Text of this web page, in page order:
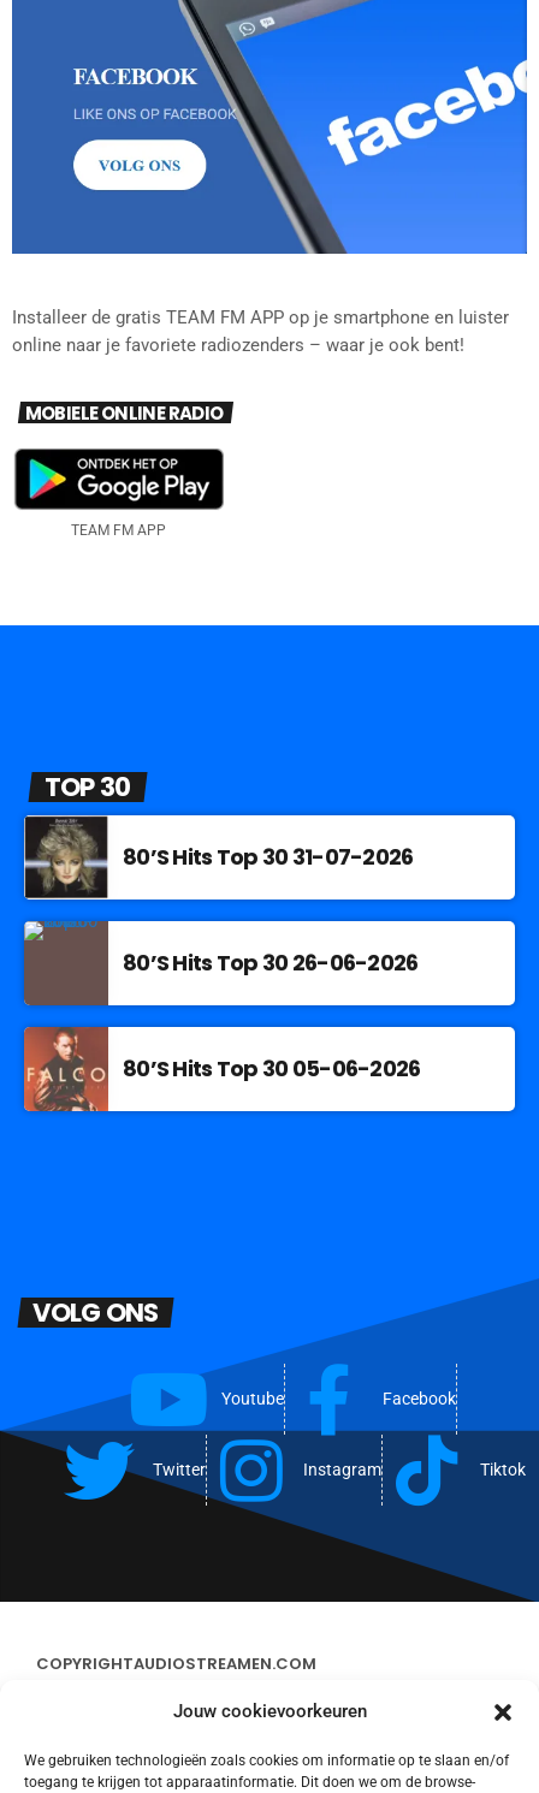
Jouw cookievoorkeuren
We gebruiken technologieën zoals cookies om informatie op te slaan en/of
toegang te krijgen tot apparaatinformatie. Dit doen we om de browse-
Installeer de gratis TEAM FM APP op je smartphone en luister
online naar je favoriete radiozenders – waar je ook bent!
MOBIELE ONLINE RADIO
TEAM FM APP
TOP 30
80’S Hits Top 30 31-07-2026
80’S Hits Top 30 26-06-2026
80’S Hits Top 30 05-06-2026
VOLG ONS
Youtube Facebook
Twitter Instagram Tiktok
COPYRIGHTAUDIOSTREAMEN.COM